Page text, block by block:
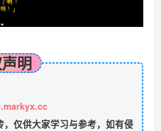
明
仅供大家学习与参考，如有侵